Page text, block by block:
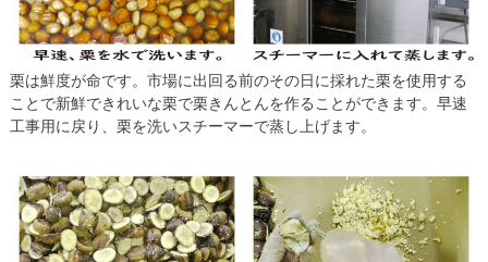
栗は鮮度が命です。市場に出回る前のその日に採れた栗を使用する
ことで新鮮できれいな栗で栗きんとんを作ることができます。早速
工事用に戻り、栗を洗いスチーマーで蒸し上げます。